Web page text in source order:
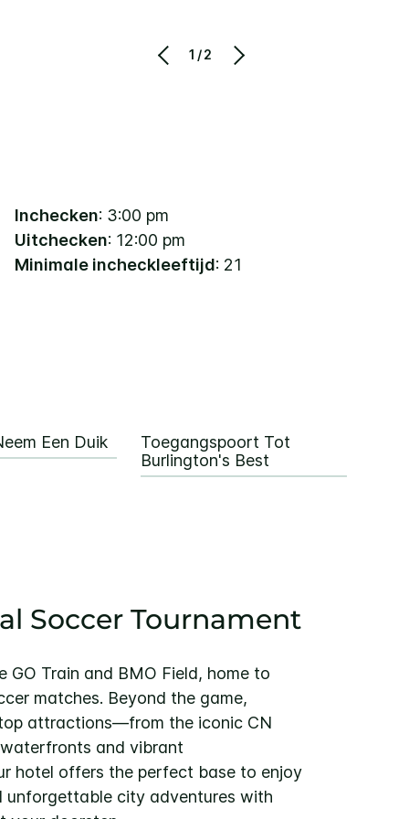
1/2
Inchecken: 3:00 pm
Uitchecken: 12:00 pm
Minimale incheckleeftijd: 21
Een Duik
Toegangspoort Tot
Burlington's Best
Soccer Tournament
GO Train and BMO Field, home to
matches. Beyond the game,
top attractions—from the iconic CN
and vibrant
hotel offers the perfect base to enjoy
unforgettable city adventures with